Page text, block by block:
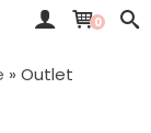
0
» Outlet